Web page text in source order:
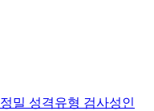
정밀 성격유형 검사성인